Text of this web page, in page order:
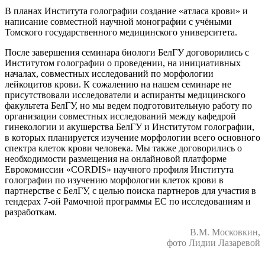
В планах Института голографии создание «атласа крови» и
написание совместной научной монографии с учёными
Томского государственного медицинского университета.
После завершения семинара биологи БелГУ договорились с
Институтом голографии о проведении, на инициативных
началах, совместных исследований по морфологии
лейкоцитов крови. К сожалению на нашем семинаре не
присутствовали исследователи и аспиранты медицинского
факультета БелГУ, но мы ведем подготовительную работу по
организации совместных исследований между кафедрой
гинекологии и акушерства БелГУ и Институтом голографии,
в которых планируется изучение морфологии всего основного
спектра клеток крови человека. Мы также договорились о
необходимости размещения на онлайновой платформе
Еврокомиссии «CORDIS» научного профиля Института
голографии по изучению морфологии клеток крови в
партнерстве с БелГУ, с целью поиска партнеров для участия в
тендерах 7-ой Рамочной программы ЕС по исследованиям и
разработкам.
В.М. Московкин,
фото Лидии Лазаревой